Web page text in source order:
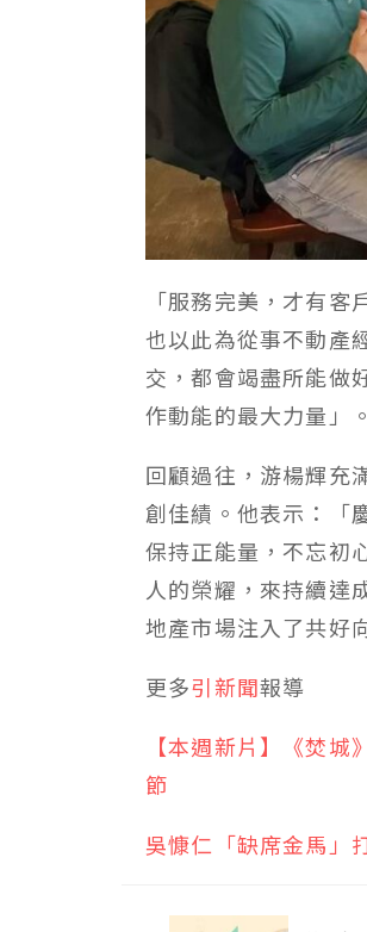
「服務完美，才有
也以此為從事不動產
交，都會竭盡所能做
作動能的最大力量」。
回顧過往，游楊輝充
創佳績。他表示：「
保持正能量，不忘初
人的榮耀，來持續達
地產市場注入了共好
更多引新聞報導
【本週新片】《焚
節
吳慷仁「缺席金馬」